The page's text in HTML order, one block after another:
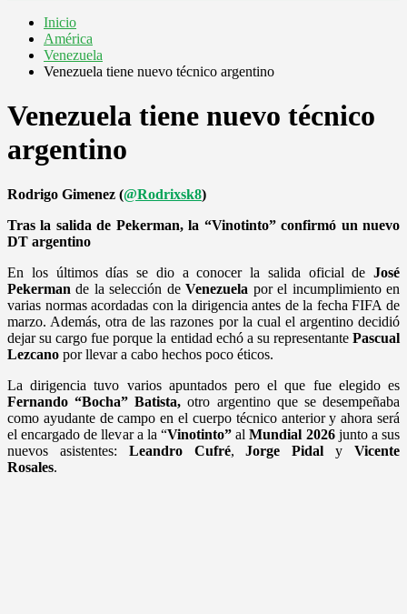
Inicio
América
Venezuela
Venezuela tiene nuevo técnico argentino
Venezuela tiene nuevo técnico
argentino
Rodrigo Gimenez (@Rodrixsk8)
Tras la salida de Pekerman, la “Vinotinto” confirmó un nuevo
DT argentino
En los últimos días se dio a conocer la salida oficial de José
Pekermande la selección deVenezuela por el incumplimiento en
varias normas acordadas con la dirigencia antes de la fecha FIFA de
marzo. Además, otra de las razones por la cual el argentino decidió
dejar su cargo fue porque la entidad echó a su representante Pascual
Lezcano por llevar a cabo hechos poco éticos.
La dirigencia tuvo varios apuntados pero el que fue elegido es
Fernando “Bocha” Batista,otro argentino que se desempeñaba
como ayudante de campo en el cuerpo técnico anterior y ahora será
el encargado de llevar a la “Vinotinto” alMundial 2026junto a sus
nuevos asistentes: Leandro Cufré,Jorge Pidal yVicente
Rosales.